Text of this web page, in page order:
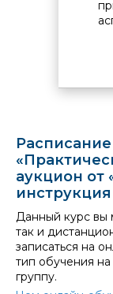
Полученные
закупочной
система в
Полученных
плодотворной
малого или
Сфера
возможность
текущих
нужно очень
правила
аукцион от
Данный курс вы
так и
записаться на
тип обучения
группу.